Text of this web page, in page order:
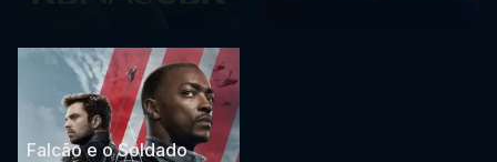
Falcão e o Soldado